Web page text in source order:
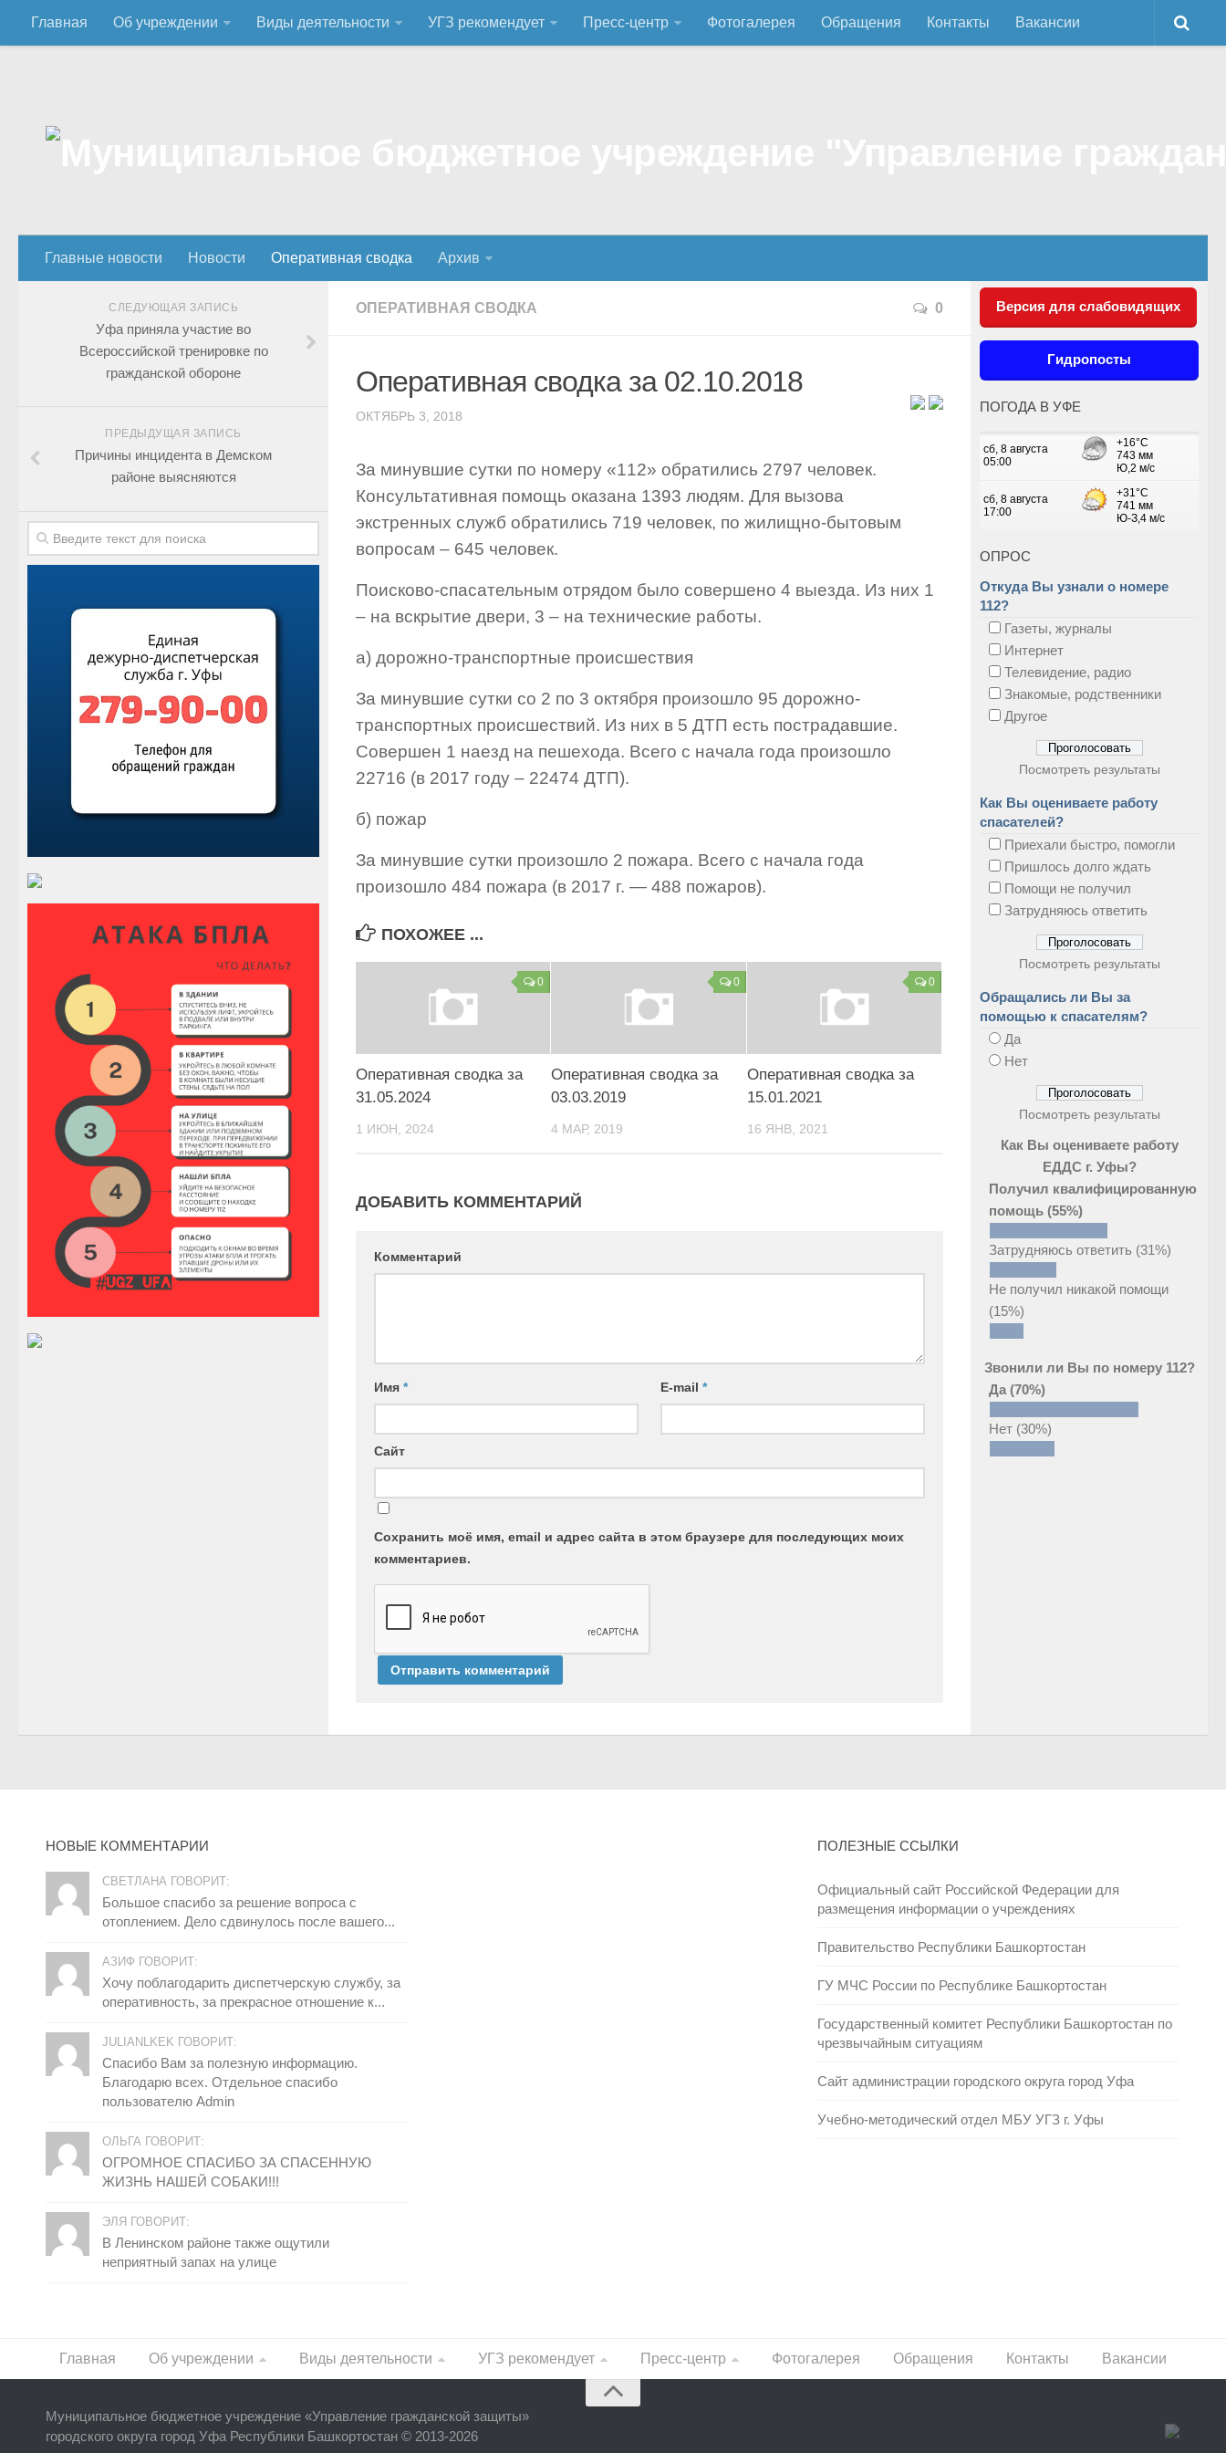
Главная Об учреждении Виды деятельности УГЗ рекомендует Пресс-центр Фотогалерея Обращения Контакты Вакансии
Главные новости Новости Оперативная сводка Архив
ОПЕРАТИВНАЯ СВОДКА 0
Оперативная сводка за 02.10.2018
ОКТЯБРЬ 3, 2018
За минувшие сутки по номеру «112» обратились 2797 человек.
Консультативная помощь оказана 1393 людям. Для вызова
экстренных служб обратились 719 человек, по жилищно-бытовым
вопросам – 645 человек.
Поисково-спасательным отрядом было совершено 4 выезда. Из них 1
– на вскрытие двери, 3 – на технические работы.
а) дорожно-транспортные происшествия
За минувшие сутки со 2 по 3 октября произошло 95 дорожно-
транспортных происшествий. Из них в 5 ДТП есть пострадавшие.
Совершен 1 наезд на пешехода. Всего с начала года произошло
22716 (в 2017 году – 22474 ДТП).
б) пожар
За минувшие сутки произошло 2 пожара. Всего с начала года
произошло 484 пожара (в 2017 г. — 488 пожаров).
ПОХОЖЕЕ ...
0
Оперативная сводка за
31.05.2024
1 ИЮН, 2024
0
Оперативная сводка за
03.03.2019
4 МАР, 2019
0
Оперативная сводка за
15.01.2021
16 ЯНВ, 2021
ДОБАВИТЬ КОММЕНТАРИЙ
Комментарий
Имя * E-mail*
Сайт
Сохранить моё имя, email и адрес сайта в этом браузере для последующих моих
комментариев.
СЛЕДУЮЩАЯ ЗАПИСЬ
Уфа приняла участие во
Всероссийской тренировке по
гражданской обороне
ПРЕДЫДУЩАЯ ЗАПИСЬ
Причины инцидента в Демском
районе выясняются
Версия для слабовидящих
Гидропосты
ПОГОДА В УФЕ
ОПРОС
Откуда Вы узнали о номере
112?
Газеты, журналы
Интернет
Телевидение, радио
Знакомые, родственники
Другое
Посмотреть результаты
Как Вы оцениваете работу
спасателей?
Приехали быстро, помогли
Пришлось долго ждать
Помощи не получил
Затрудняюсь ответить
Посмотреть результаты
Обращались ли Вы за
помощью к спасателям?
Да
Нет
Посмотреть результаты
Как Вы оцениваете работу
ЕДДС г. Уфы?
Получил квалифицированную
помощь (55%)
Затрудняюсь ответить (31%)
Не получил никакой помощи
(15%)
Звонили ли Вы по номеру 112?
Да (70%)
Нет (30%)
НОВЫЕ КОММЕНТАРИИ
СВЕТЛАНА ГОВОРИТ:
Большое спасибо за решение вопроса с
отоплением. Дело сдвинулось после вашего...
АЗИФ ГОВОРИТ:
Хочу поблагодарить диспетчерскую службу, за
оперативность, за прекрасное отношение к...
JULIANLKEK ГОВОРИТ:
Спасибо Вам за полезную информацию.
Благодарю всех. Отдельное спасибо
пользователю Admin
ОЛЬГА ГОВОРИТ:
ОГРОМНОЕ СПАСИБО ЗА СПАСЕННУЮ
ЖИЗНЬ НАШЕЙ СОБАКИ!!!
ЭЛЯ ГОВОРИТ:
В Ленинском районе также ощутили
неприятный запах на улице
ПОЛЕЗНЫЕ ССЫЛКИ
Официальный сайт Российской Федерации для
размещения информации о учреждениях
Правительство Республики Башкортостан
ГУ МЧС России по Республике Башкортостан
Государственный комитет Республики Башкортостан по
чрезвычайным ситуациям
Сайт администрации городского округа город Уфа
Учебно-методический отдел МБУ УГЗ г. Уфы
Главная Об учреждении Виды деятельности УГЗ рекомендует Пресс-центр Фотогалерея Обращения Контакты Вакансии
Муниципальное бюджетное учреждение «Управление гражданской защиты»
городского округа город Уфа Республики Башкортостан © 2013-2026